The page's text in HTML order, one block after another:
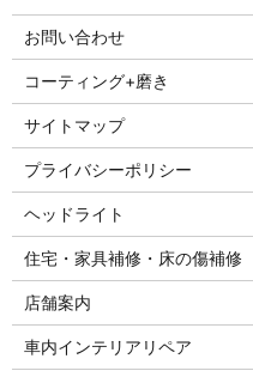
お問い合わせ
コーティング+磨き
サイトマップ
プライバシーポリシー
ヘッドライト
住宅・家具補修・床の傷補修
店舗案内
車内インテリアリペア